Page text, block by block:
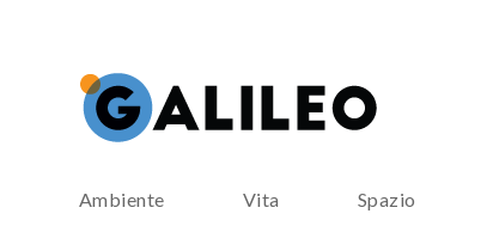
Ambiente Vita Spazio